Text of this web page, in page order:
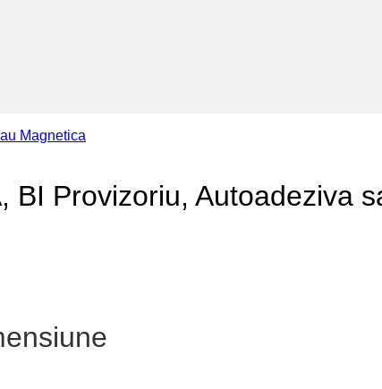
BI Provizoriu, Autoadeziva